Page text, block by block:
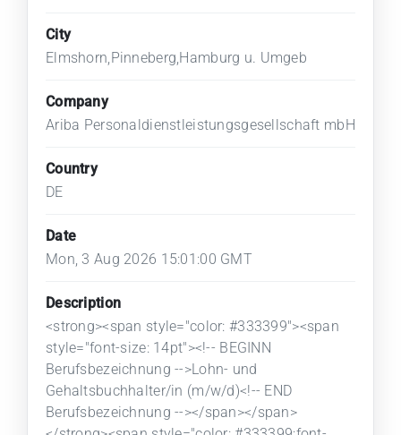
City
Elmshorn,Pinneberg,Hamburg u. Umgeb
Company
Ariba Personaldienstleistungsgesellschaft mbH
Country
DE
Date
Mon, 3 Aug 2026 15:01:00 GMT
Description
<strong><span style="color: #333399"><span
style="font-size: 14pt"><!-- BEGINN
Berufsbezeichnung -->Lohn- und
Gehaltsbuchhalter/in (m/w/d)<!-- END
Berufsbezeichnung --></span></span>